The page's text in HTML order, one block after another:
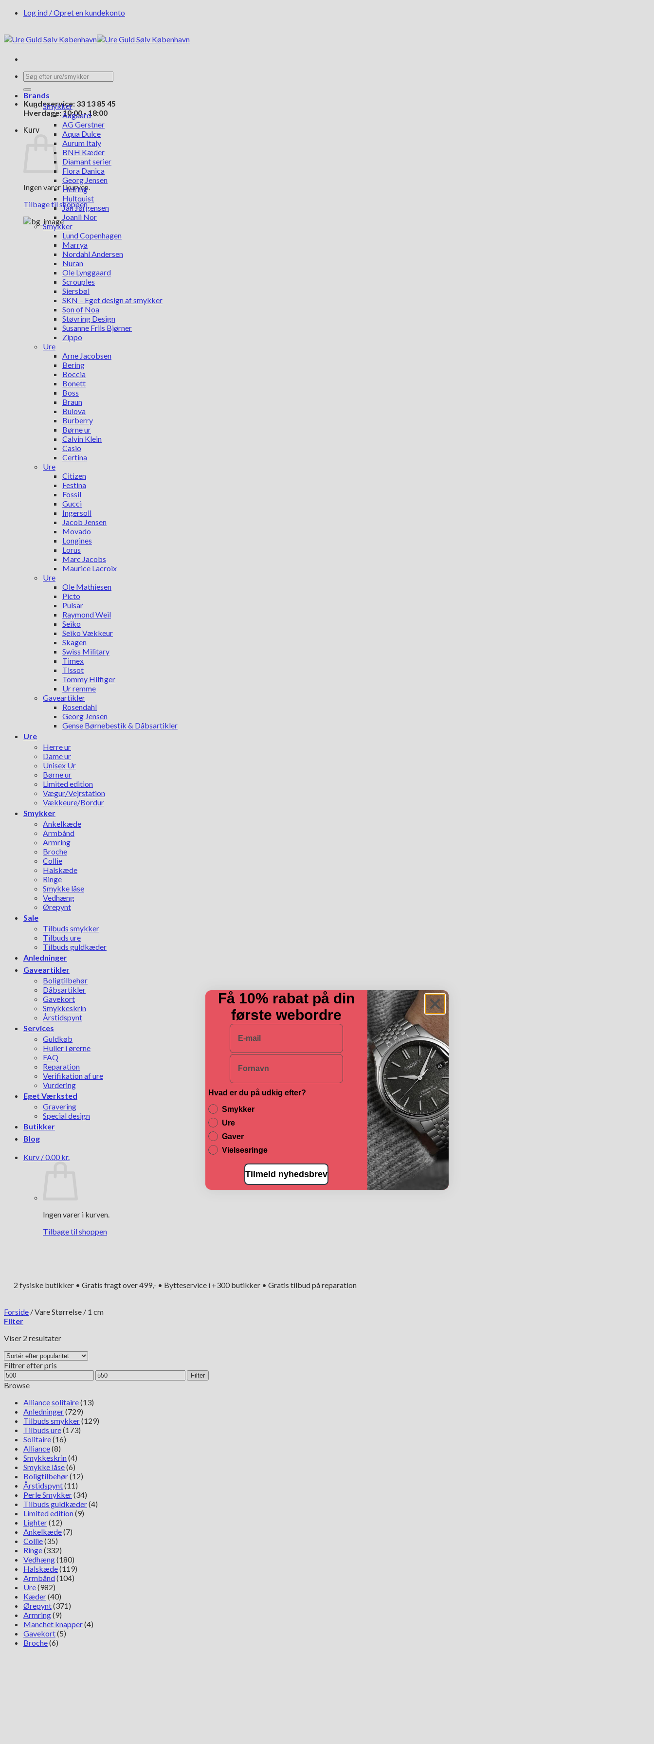
FortsætLog ind / Opret en kundekonto
Søg
efter:
Kundeservice: 33 13 85 45
Hverdage: 10:00 - 18:00
Kurv
Ingen varer i kurven.
Tilbage til shoppen
Brands
Smykker
Aagaard
AG Gerstner
Aqua Dulce
Aurum Italy
BNH Kæder
Diamant serier
Flora Danica
Georg Jensen
Heiring
Hultquist
Jan Jørgensen
Joanli Nor
Smykker
Lund Copenhagen
Marrya
Nordahl Andersen
Nuran
Ole Lynggaard
Scrouples
Siersbøl
SKN – Eget design af smykker
Son of Noa
Støvring Design
Susanne Friis Bjørner
Zippo
Ure
Arne Jacobsen
Bering
Boccia
Bonett
Boss
Braun
Bulova
Burberry
Børne ur
Calvin Klein
Casio
Certina
Ure
Citizen
Festina
Fossil
Gucci
Ingersoll
Jacob Jensen
Movado
Longines
Lorus
Marc Jacobs
Maurice Lacroix
Ure
Ole Mathiesen
Picto
Pulsar
Raymond Weil
Seiko
Seiko Vækkeur
Skagen
Swiss Military
Timex
Tissot
Tommy Hilfiger
Ur remme
Gaveartikler
Rosendahl
Georg Jensen
Gense Børnebestik & Dåbsartikler
Ure
Herre ur
Dame ur
Unisex Ur
Børne ur
Limited edition
Vægur/Vejrstation
Vækkeure/Bordur
Smykker
Ankelkæde
Armbånd
Armring
Broche
Collie
Halskæde
Ringe
Smykke låse
Vedhæng
Ørepynt
Sale
Tilbuds smykker
Tilbuds ure
Tilbuds guldkæder
Anledninger
Gaveartikler
Boligtilbehør
Dåbsartikler
Gavekort
Smykkeskrin
Årstidspynt
Services
Guldkøb
Huller i ørerne
FAQ
Reparation
Verifikation af ure
Vurdering
Eget Værksted
Gravering
Special design
Butikker
Blog
Kurv /0.00 kr.
Ingen varer i kurven.
Tilbage til shoppen
2 fysiske butikker • Gratis fragt over 499,- • Bytteservice i +300 butikker • Gratis tilbud på reparation
Forside /Vare Størrelse / 1 cm
Filter
Viser 2 resultaterSorteret
popularitet
Filtrer efter pris
Mindste
pris
Højeste
pris
Filter
Browse
Alliance solitaire(13)
Anledninger(729)
Tilbuds smykker(129)
Tilbuds ure(173)
Solitaire(16)
Alliance(8)
Smykkeskrin(4)
Smykke låse(6)
Boligtilbehør(12)
Årstidspynt(11)
Perle Smykker(34)
Tilbuds guldkæder(4)
Limited edition(9)
Lighter(12)
Ankelkæde(7)
Collie(35)
Ringe(332)
Vedhæng(180)
Halskæde(119)
Armbånd(104)
Ure(982)
Kæder(40)
Ørepynt(371)
Armring(9)
Manchet knapper(4)
Gavekort(5)
Broche(6)
Få 10% rabat på din
første webordre
E-mail
Navn
Hvad er du på udkig efter?
Smykker
Ure
Gaver
Vielsesringe
Tilmeld nyhedsbrev